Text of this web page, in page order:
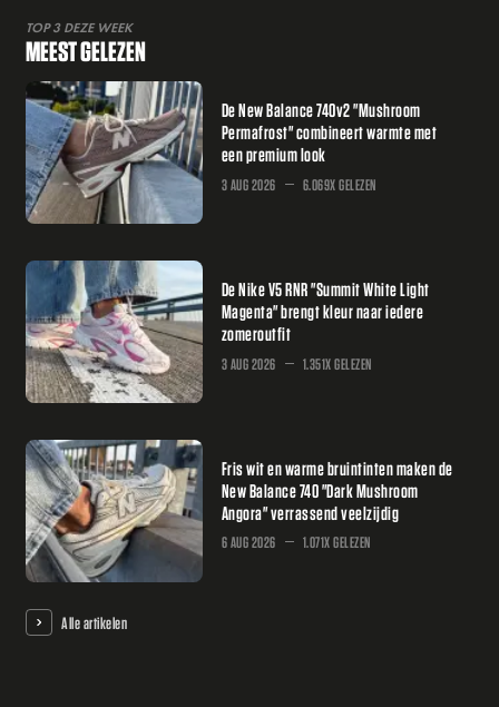
TOP 3 DEZE WEEK
MEEST GELEZEN
De New Balance 740v2 "Mushroom
Permafrost" combineert warmte met
een premium look
3 AUG 2026 6.069X GELEZEN
De Nike V5 RNR "Summit White Light
Magenta" brengt kleur naar iedere
zomeroutfit
3 AUG 2026 1.351X GELEZEN
Fris wit en warme bruintinten maken de
New Balance 740 "Dark Mushroom
Angora" verrassend veelzijdig
6 AUG 2026 1.071X GELEZEN
Alle artikelen